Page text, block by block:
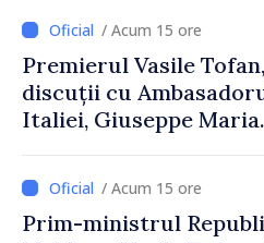
exporturi
/ Acum 15 ore
Premierul Vasile
discuții cu
Italiei, Giuseppe Maria
/ Acum 15 ore
Prim-ministrul